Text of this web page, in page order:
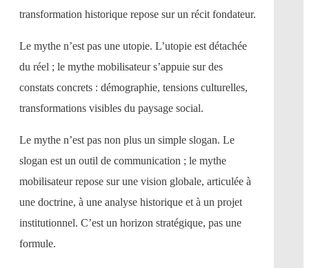
transformation historique repose sur un récit fondateur.
Le mythe n’est pas une utopie. L’utopie est détachée
du réel ; le mythe mobilisateur s’appuie sur des
constats concrets : démographie, tensions culturelles,
transformations visibles du paysage social.
Le mythe n’est pas non plus un simple slogan. Le
slogan est un outil de communication ; le mythe
mobilisateur repose sur une vision globale, articulée à
une doctrine, à une analyse historique et à un projet
institutionnel. C’est un horizon stratégique, pas une
formule.